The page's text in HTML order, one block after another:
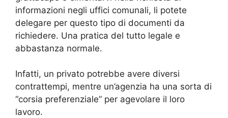
informazioni negli uffici comunali, li potete
delegare per questo tipo di documenti da
richiedere. Una pratica del tutto legale e
abbastanza normale.
Infatti, un privato potrebbe avere diversi
contrattempi, mentre un’agenzia ha una sorta di
“corsia preferenziale” per agevolare il loro
lavoro.